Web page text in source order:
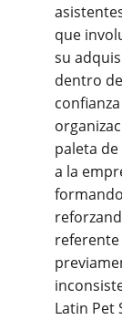
que
su
dentro
paleta
a la
referente
Latin Pet